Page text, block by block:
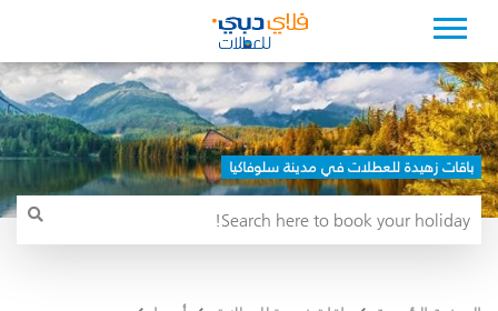
باقات زهيدة للعطلات في مدينة سلوفاكيا